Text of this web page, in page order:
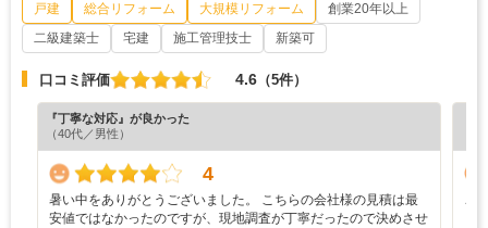
戸建 総合リフォーム 大規模リフォーム
創業20年以上
二級建築士
宅建 施工管理技士 新築可
口コミ評価 4.6 （5件）
『丁寧な対応』が良かった
（40代／男性）
4
暑い中をありがとうございました。 こちらの会社様の見積は最
安値ではなかったのですが、現地調査が丁寧だったので決めさせ
こ